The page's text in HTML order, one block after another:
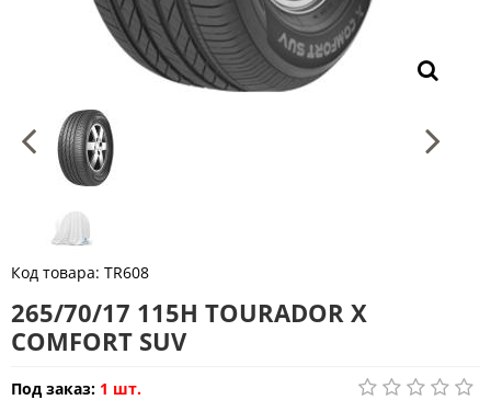
Код товара: TR608
265/70/17 115H TOURADOR X
COMFORT SUV
Под заказ: 1 шт.